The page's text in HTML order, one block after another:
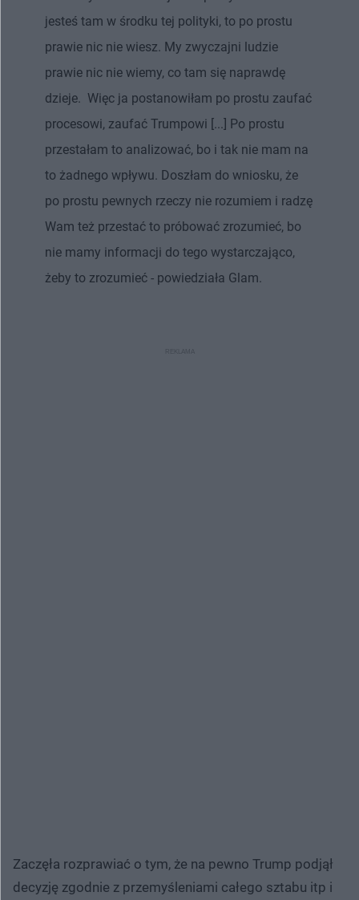
jesteś tam w środku tej polityki, to po prostu
prawie nic nie wiesz. My zwyczajni ludzie
prawie nic nie wiemy, co tam się naprawdę
dzieje. Więc ja postanowiłam po prostu zaufać
procesowi, zaufać Trumpowi [...] Po prostu
przestałam to analizować, bo i tak nie mam na
to żadnego wpływu. Doszłam do wniosku, że
po prostu pewnych rzeczy nie rozumiem i radzę
Wam też przestać to próbować zrozumieć, bo
nie mamy informacji do tego wystarczająco,
żeby to zrozumieć - powiedziała Glam.
Zaczęła rozprawiać o tym, że na pewno Trump podjął
decyzję zgodnie z przemyśleniami całego sztabu itp i